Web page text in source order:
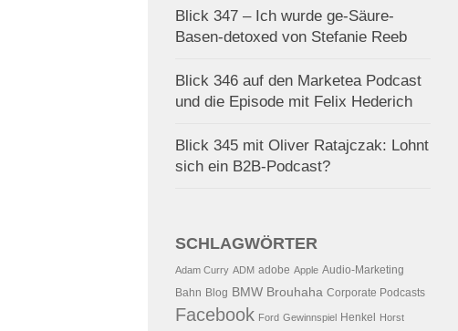
Blick 347 – Ich wurde ge-Säure-
Basen-detoxed von Stefanie Reeb
Blick 346 auf den Marketea Podcast
und die Episode mit Felix Hederich
Blick 345 mit Oliver Ratajczak: Lohnt
sich ein B2B-Podcast?
SCHLAGWÖRTER
Adam Curry ADM adobe Apple Audio-Marketing
Bahn Blog BMW Brouhaha Corporate Podcasts
Facebook Ford Gewinnspiel Henkel Horst